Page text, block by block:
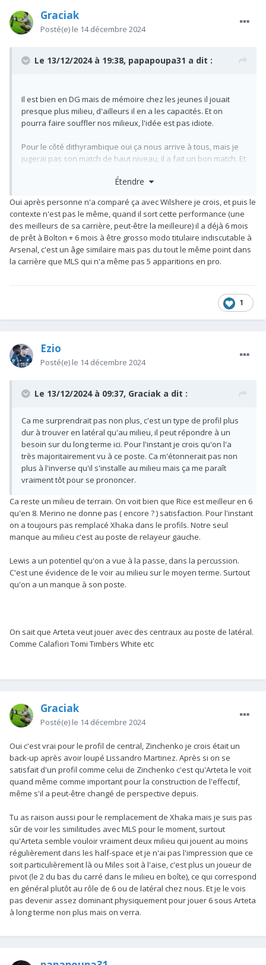
Graciak
Posté(e) le 14 décembre 2024
Le 13/12/2024 à 19:38, papapoupa31 a dit :
Il est bien en DG mais de mémoire chez les jeunes il jouait
presque plus milieu, d'ailleurs il en a les capacités. Et on
pourra faire souffler nos milieux, l'idée est pas idiote.
Pour le côté dithyrambique oui ça nous arrive à tous, mais je
jugerai pas son match de haut niveau, il a fait un bon match. Et
Barça, va voir les highlights et revient me dire que c'est la
même chose... Wilshere avait pocket Messi, était de toutes les
récupérations et de toutes les relances, désolé de faire un
peu le rabat joie mais faut doser.
Pour le reste son match est bon, et il offre une solution en plus
Étendre
Oui après personne n'a comparé ça avec Wilshere je crois, et puis le
contexte n'est pas le même, quand il sort cette performance (une
des meilleurs de sa carrière, peut-être la meilleure) il a déjà 6 mois
de prêt à Bolton + 6 mois à être grosso modo titulaire indiscutable à
Arsenal, c'est un âge similaire mais pas du tout le même point dans
la carrière que MLS qui n'a même pas 5 apparitions en pro.
1
Ezio
Posté(e) le 14 décembre 2024
Le 13/12/2024 à 09:37, Graciak a dit :
Ca me surprendrait pas non plus, c'est un type de profil plus
dur à trouver en latéral qu'au milieu, il peut répondre à un
besoin sur du long terme ici. Pour l'instant je crois qu'on l'a
très majoritairement vu à ce poste. Ca m'étonnerait pas non
plus à l'inverse qu'il s'installe au milieu mais ça me paraît
vraiment tôt pour se prononcer.
Ca reste un milieu de terrain. On voit bien que Rice est meilleur en 6
qu'en 8. Merino ne donne pas ( encore ? ) satisfaction. Pour l'instant
on a toujours pas remplacé Xhaka dans le profils. Notre seul
manque au milieu c'est au poste de relayeur gauche.
Lewis a un potentiel qu'on a vue à la passe, dans la percussion.
C'est une évidence de le voir au milieu sur le moyen terme. Surtout
qu'on a un manque à son poste.
On sait que Arteta veut jouer avec des centraux au poste de latéral.
Comme Calafiori Tomi Timbers White etc
Graciak
Posté(e) le 14 décembre 2024
Oui c'est vrai pour le profil de central, Zinchenko je crois était un
back-up après avoir loupé Lissandro Martinez. Après si on se
satisfait d'un profil comme celui de Zinchenko c'est qu'Arteta le voit
quand même comme important pour la construction de l'effectif,
même s'il a peut-être changé de perspective depuis.
Tu as raison aussi pour le remplacement de Xhaka mais je suis pas
sûr de voir les similitudes avec MLS pour le moment, surtout
qu'Arteta semble vouloir vraiment deux milieu qui jouent au moins
régulièrement dans les half-space et je n'ai pas l'impression que ce
soit particulièrement là ou Miles soit à l'aise, c'est plus un joueur de
pivot (le 2 du bas du carré dans le milieu en boîte), ce qui correspond
en général plutôt au rôle de 6 ou de latéral chez nous. Et je le vois
pas devenir assez dominant physiquement pour jouer 6 sous Arteta
à long terme non plus mais on verra.